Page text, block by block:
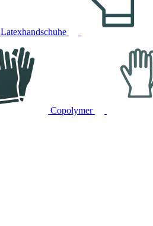
Latexhandschuhe
Copolymer